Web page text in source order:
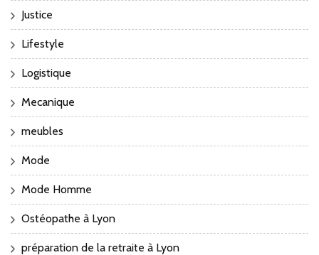
Justice
Lifestyle
Logistique
Mecanique
meubles
Mode
Mode Homme
Ostéopathe à Lyon
préparation de la retraite à Lyon